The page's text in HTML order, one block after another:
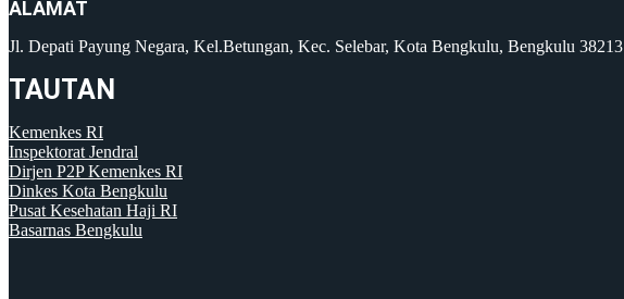
ALAMAT
Jl. Depati Payung Negara, Kel.Betungan, Kec. Selebar, Kota Bengkulu, Bengkulu 38213
TAUTAN
Kemenkes RI
Inspektorat Jendral
Dirjen P2P Kemenkes RI
Dinkes Kota Bengkulu
Pusat Kesehatan Haji RI
Basarnas Bengkulu